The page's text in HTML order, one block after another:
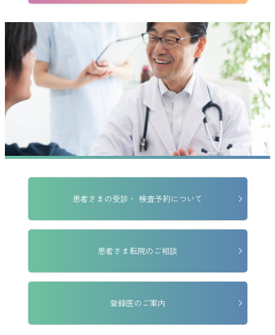
2025年06月25日
お知らせ
JEXER×JR仙台病院 コラボイベントについて
腰痛予防講座 普段の生活にひと工夫！
2025年06月06日
お知らせ
電子カルテシステム更新のお知らせ
当院では、より安全で質の高い医療の提供をめざし、
新しい電子カルテシステムを導入いたします。
導入当初は、診察や会計等で患者さまをお待たせする時間が長
くなるなど、ご迷惑をおかけすることが予想されます。
スタッフ一同、円滑な運営に最大限努めてまいりますが、ご理
解を賜りますよう、お願い申し上げます。
2025年05月08日
2025年６月からの面会について
現在、面会時間は15分とさせていただいておりますが、
2025年６
月１日（日）より30分といたします。
月４日（水）より14時00分～18時00分といたします。
２名まで）については変更ありません。
よろしくお願いいたします。
患者さまの受診・ 検査予約について
患者さま転院のご相談
登録医のご案内